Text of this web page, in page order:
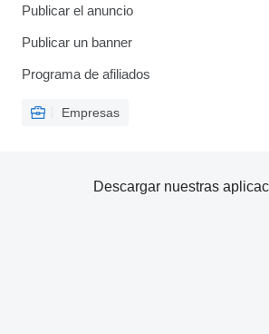
Publicar el anuncio
Publicar un banner
Programa de afiliados
Empresas
Descargar nuestras